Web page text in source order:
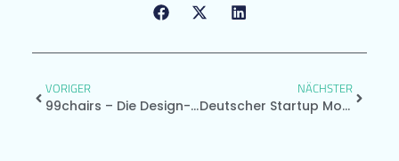
VORIGER
99chairs – Die Design-Tech Company
NÄCHSTER
Deutscher Startup Monitor (DSM) Geht In Die 6. Runde